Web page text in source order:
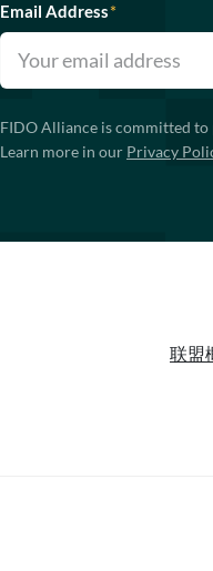
Email Address*
FIDO Alliance is committed
Learn more in our Privacy
联盟